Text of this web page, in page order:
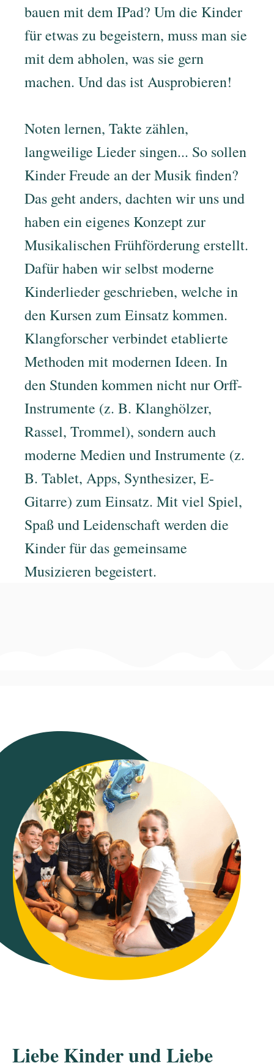
bauen mit dem IPad? Um die Kinder
für etwas zu begeistern, muss man sie
mit dem abholen, was sie gern
machen. Und das ist Ausprobieren!
Noten lernen, Takte zählen,
langweilige Lieder singen... So sollen
Kinder Freude an der Musik finden?
Das geht anders, dachten wir uns und
haben ein eigenes Konzept zur
Musikalischen Frühförderung erstellt.
Dafür haben wir selbst moderne
Kinderlieder geschrieben, welche in
den Kursen zum Einsatz kommen.
Klangforscher verbindet etablierte
Methoden mit modernen Ideen. In
den Stunden kommen nicht nur Orff-
Instrumente (z. B. Klanghölzer,
Rassel, Trommel), sondern auch
moderne Medien und Instrumente (z.
B. Tablet, Apps, Synthesizer, E-
Gitarre) zum Einsatz. Mit viel Spiel,
Spaß und Leidenschaft werden die
Kinder für das gemeinsame
Musizieren begeistert.
Liebe Kinder und Liebe